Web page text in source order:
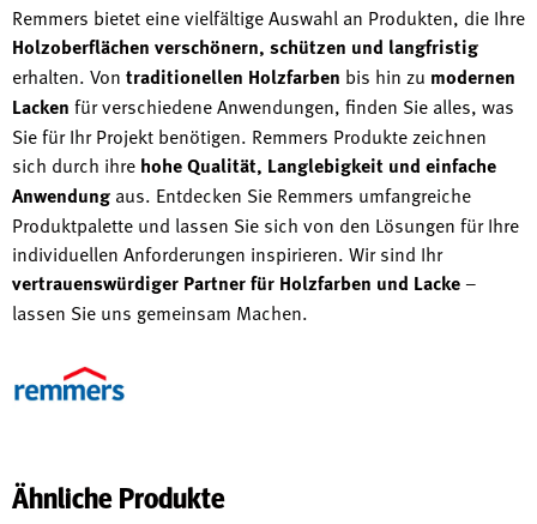
Remmers bietet eine vielfältige Auswahl an Produkten, die Ihre
Holzoberflächen verschönern, schützen und langfristig
erhalten. Von traditionellen Holzfarben bis hin zu modernen
Lacken für verschiedene Anwendungen, finden Sie alles, was
Sie für Ihr Projekt benötigen. Remmers Produkte zeichnen
sich durch ihre hohe Qualität, Langlebigkeit und einfache
Anwendung aus. Entdecken Sie Remmers umfangreiche
Produktpalette und lassen Sie sich von den Lösungen für Ihre
individuellen Anforderungen inspirieren. Wir sind Ihr
vertrauenswürdiger Partner für Holzfarben und Lacke–
lassen Sie uns gemeinsam Machen.
Ähnliche Produkte